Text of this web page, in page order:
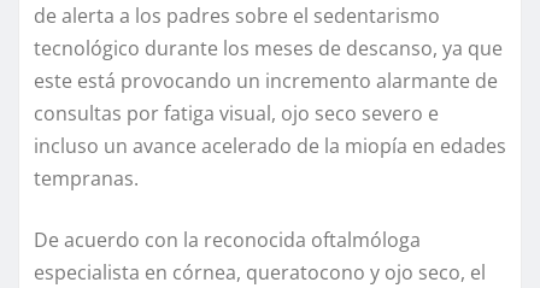
de alerta a los padres sobre el sedentarismo
tecnológico durante los meses de descanso, ya que
este está provocando un incremento alarmante de
consultas por fatiga visual, ojo seco severo e
incluso un avance acelerado de la miopía en edades
tempranas.
De acuerdo con la reconocida oftalmóloga
especialista en córnea, queratocono y ojo seco, el